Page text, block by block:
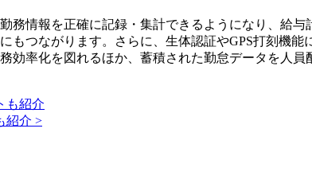
務情報を正確に記録・集計できるようになり、給
もつながります。さらに、生体認証やGPS打刻機
効率化を図れるほか、蓄積された勤怠データを人
紹介 >